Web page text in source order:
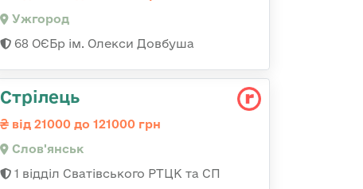
Ужгород
68 ОЄБр ім. Олекси Довбуша
Стрілець
від 21000 до 121000 грн
Слов'янськ
1 відділ Сватівського РТЦК та СП